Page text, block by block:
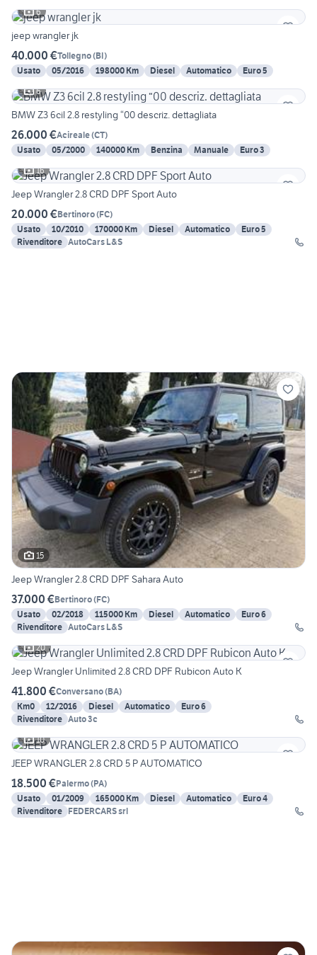
6
jeep wrangler jk
40.000 €Tollegno(BI)
Usato
05/2016 198000 Km Diesel Automatico
Euro 5
6
BMW Z3 6cil 2.8 restyling “00 descriz. dettagliata
26.000 €Acireale(CT)
Usato
05/2000 140000 Km Benzina Manuale
Euro 3
16
Jeep Wrangler 2.8 CRD DPF Sport Auto
20.000 €Bertinoro(FC)
Usato
10/2010 170000 Km Diesel Automatico
Euro 5
Rivenditore AutoCars L&S
15
Jeep Wrangler 2.8 CRD DPF Sahara Auto
37.000 €Bertinoro(FC)
Usato
02/2018 115000 Km Diesel Automatico
Euro 6
Rivenditore AutoCars L&S
20
Jeep Wrangler Unlimited 2.8 CRD DPF Rubicon Auto K
41.800 €Conversano(BA)
Km0
12/2016 Diesel Automatico
Euro 6
Rivenditore Auto 3c
10
JEEP WRANGLER 2.8 CRD 5 P AUTOMATICO
18.500 €Palermo(PA)
Usato
01/2009 165000 Km Diesel Automatico
Euro 4
Rivenditore FEDERCARS srl